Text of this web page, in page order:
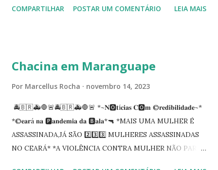
Siqueira Amorim faleceu em 28 de fevereiro e encerrou a
enquanto atuaram nesta instituição.
COMPARTILHAR POSTAR UM COMENTÁRIO LEIA MAIS
Chacina em Maranguape
Por Marcellus Rocha novembro 14, 2023
🚔🇧🇷🚑🛑🚨🚔🇧🇷🚑🛑🚨 *~𝐍🅾️𝐭í𝐜𝐢𝐚𝐬 𝐂🅾️𝐦 ©️𝐫𝐞𝐝𝐢𝐛𝐢𝐥𝐢𝐝𝐚𝐝𝐞~*
*©️𝐞𝐚𝐫á 𝐧𝐚 🅿️𝐚𝐧𝐝𝐞𝐦𝐢𝐚 𝐝𝐚 🅱️𝐚𝐥𝐚*🔫 *MAIS UMA MULHER É
ASSASSINADA,JÁ SÃO 2️⃣3️⃣3️⃣ MULHERES ASSASSINADAS
NO CEARÁ* *A VIOLÊNCIA CONTRA MULHER NÃO PARA